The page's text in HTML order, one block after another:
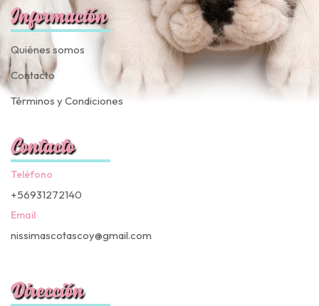
Información
Quiénes somos
Contacto
Términos y Condiciones
Contacto
Teléfono
+56931272140
Email
nissimascotascoy@gmail.com
Dirección